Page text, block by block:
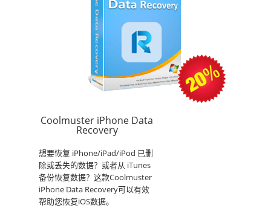
Coolmuster iPhone Data
Recovery
想要恢复 iPhone/iPad/iPod 已删
除或丢失的数据？或者从 iTunes
备份恢复数据？这款Coolmuster
iPhone Data Recovery可以有效
帮助您恢复iOS数据。